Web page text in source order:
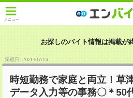
メニュー
お探しのバイト情報は掲載が
掲載日 :2026/07/16
時短勤務で家庭と両立！草
データ入力等の事務〇＊50